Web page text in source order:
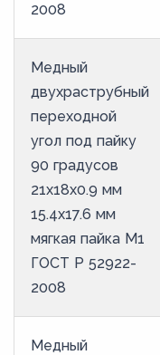
2008
Медный
двухраструбный
переходной
угол под пайку
90 градусов
21х18х0.9 мм
15.4х17.6 мм
мягкая пайка М1
ГОСТ Р 52922-
2008
Медный